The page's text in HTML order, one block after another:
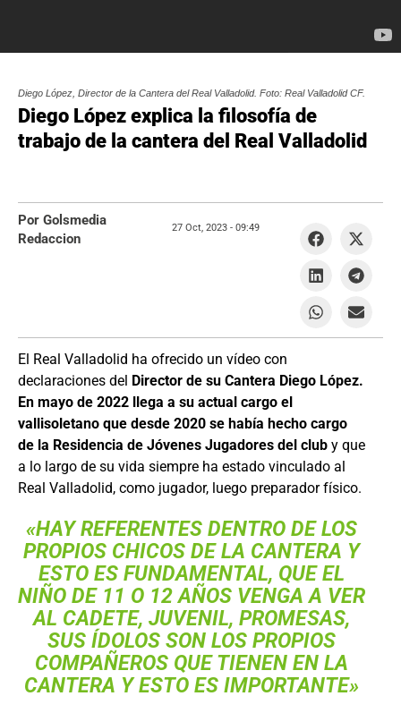
Diego López, Director de la Cantera del Real Valladolid. Foto: Real Valladolid CF.
Diego López explica la filosofía de
trabajo de la cantera del Real Valladolid
El Real Valladolid ha ofrecido un vídeo con
declaraciones del Director de su Cantera Diego López.
En mayo de 2022 llega a su actual cargo el
vallisoletano que desde 2020 se había hecho cargo
de la Residencia de Jóvenes Jugadores del club y que
a lo largo de su vida siempre ha estado vinculado al
Real Valladolid, como jugador, luego preparador físico.
«HAY REFERENTES DENTRO DE LOS
PROPIOS CHICOS DE LA CANTERA Y
ESTO ES FUNDAMENTAL, QUE EL
NIÑO DE 11 O 12 AÑOS VENGA A VER
AL CADETE, JUVENIL, PROMESAS,
SUS ÍDOLOS SON LOS PROPIOS
COMPAÑEROS QUE TIENEN EN LA
CANTERA Y ESTO ES IMPORTANTE»
Por Golsmedia
Redaccion
27 Oct, 2023 - 09:49